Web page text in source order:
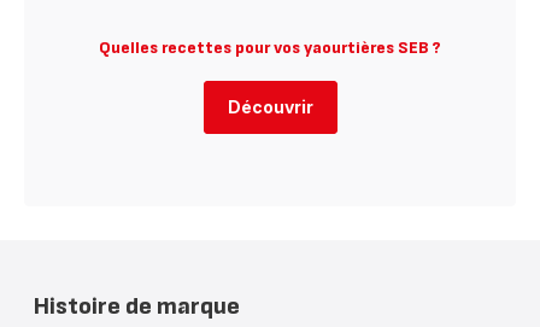
Quelles recettes pour vos yaourtières SEB ?
Découvrir
Histoire de marque